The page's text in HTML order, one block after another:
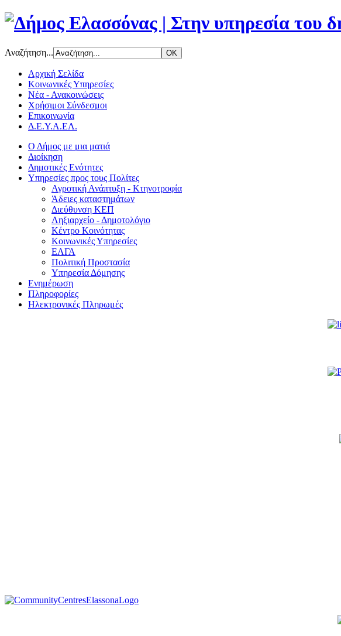
Αναζήτηση...
Αρχική Σελίδα
Κοινωνικές Υπηρεσίες
Νέα - Ανακοινώσεις
Χρήσιμοι Σύνδεσμοι
Επικοινωνία
Δ.Ε.Υ.Α.ΕΛ.
Ο Δήμος με μια ματιά
Διοίκηση
Δημοτικές Ενότητες
Υπηρεσίες προς τους Πολίτες
Αγροτική Ανάπτυξη - Κτηνοτροφία
Άδειες καταστημάτων
Διεύθυνση ΚΕΠ
Ληξιαρχείο - Δημοτολόγιο
Κέντρο Κοινότητας
Κοινωνικές Υπηρεσίες
ΕΛΓΑ
Πολιτική Προστασία
Υπηρεσία Δόμησης
Ενημέρωση
Πληροφορίες
Ηλεκτρονικές Πληρωμές